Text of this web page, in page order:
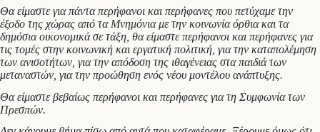
Θα είμαστε για πάντα περήφανοι και περήφανες που πετύχαμε την
έξοδο της χώρας από τα Μνημόνια με την κοινωνία όρθια και τα
δημόσια οικονομικά σε τάξη, θα είμαστε περήφανοι και περήφανες για
τις τομές στην κοινωνική και εργατική πολιτική, για την καταπολέμηση
των ανισοτήτων, για την απόδοση της ιθαγένειας στα παιδιά των
μεταναστών, για την προώθηση ενός νέου μοντέλου ανάπτυξης.
Θα είμαστε βεβαίως περήφανοι και περήφανες για τη Συμφωνία των
Πρεσπών.